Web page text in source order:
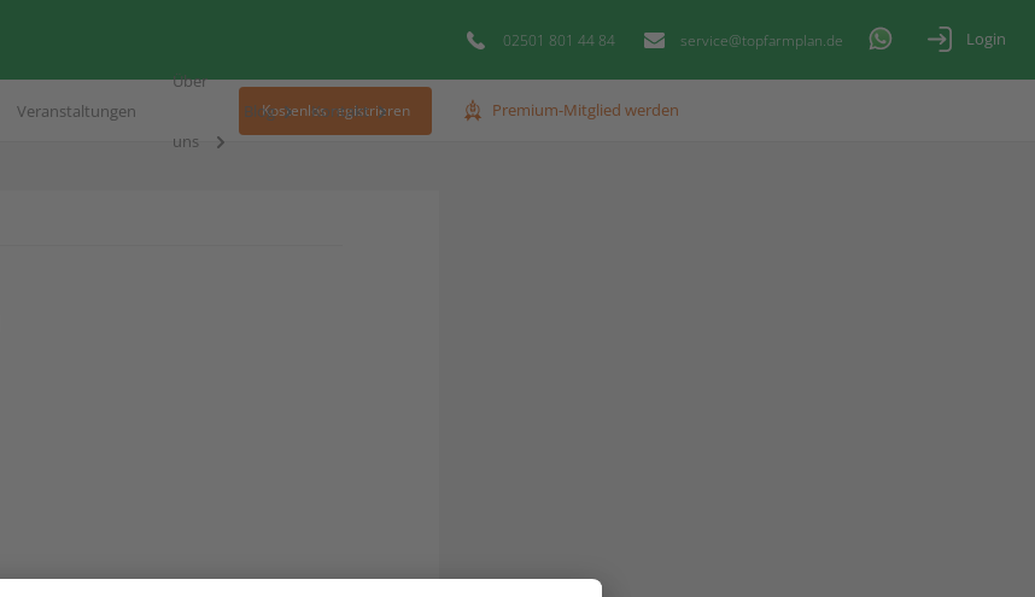
02501 801 44 84 service@topfarmplan.de Login
Veranstaltungen
Über
uns
Blog Kontakt
Kostenlos registrieren Premium-Mitglied werden